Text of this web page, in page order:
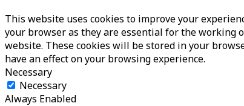
This website uses cookies to improve your
your browser as they are essential for the working
website. These cookies will be stored in your
have an effect on your browsing experience.
Necessary
Necessary
Always Enabled